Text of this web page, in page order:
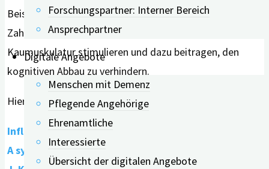
Forschungspartner: Interner Bereich
Ansprechpartner
Digitale Angebote
Menschen mit Demenz
Pflegende Angehörige
Ehrenamtliche
Interessierte
Übersicht der digitalen Angebote
Beispiel Teilprothesen getragen oder kommen
Zahnimplantate zum Einsatz, können diese die
Kaumuskulatur stimulieren und dazu beitragen, den
kognitiven Abbau zu verhindern.
Hier geht’s zur Studie:
Influence of dental prostheses on cognitive
A systematic review Ahmed SE, Mohan